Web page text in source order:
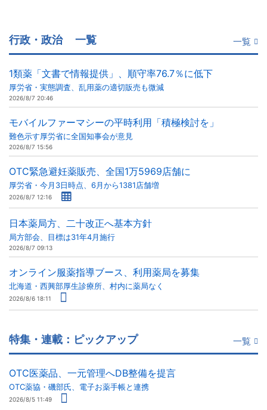
行政・政治 一覧 一覧
1類薬「文書で情報提供」、順守率76.7％に低下
厚労省・実態調査、乱用薬の適切販売も微減
2026/8/7 20:46
モバイルファーマシーの平時利用「積極検討を」
難色示す厚労省に全国知事会が意見
2026/8/7 15:56
OTC緊急避妊薬販売、全国1万5969店舗に
厚労省・今月3日時点、6月から1381店舗増
2026/8/7 12:16
日本薬局方、二十改正へ基本方針
局方部会、目標は31年4月施行
2026/8/7 09:13
オンライン服薬指導ブース、利用薬局を募集
北海道・西興部厚生診療所、村内に薬局なく
2026/8/6 18:11
特集・連載：ピックアップ 一覧
OTC医薬品、一元管理へDB整備を提言
OTC薬協・磯部氏、電子お薬手帳と連携
2026/8/5 11:49